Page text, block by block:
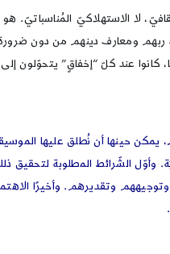
لا الاستهلاكيّ المُناسباتيّ.
ومعارف دينهم من دون ضرورة
كانوا عند كلّ “إخفاقٍ”
يمكن حينها أن نُطلق عليها
الشّرائط المطلوبة لتحقيق
وتقديرهم. وأخيرًا